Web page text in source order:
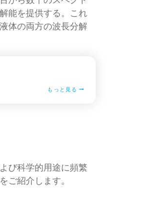
能を提供する。これ
体の両方の波長分解
もっと見る
び科学的用途に頻繁
ご紹介します。